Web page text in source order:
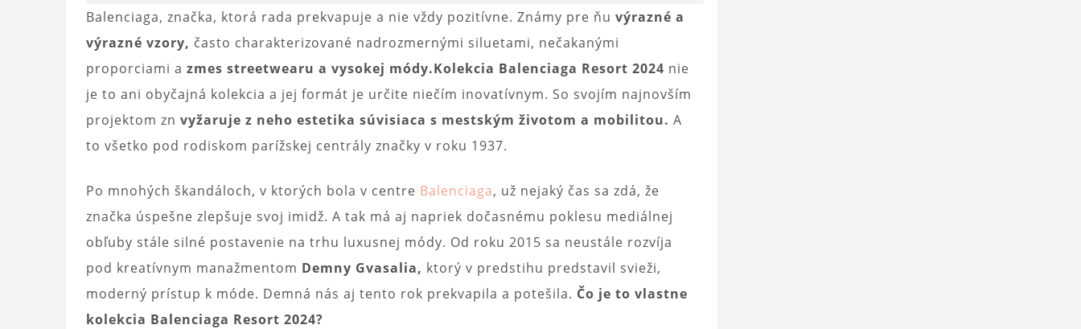
Balenciaga, značka, ktorá rada prekvapuje a nie vždy pozitívne. Známy pre ňu výrazné a
výrazné vzory, často charakterizované nadrozmernými siluetami, nečakanými
proporciami a zmes streetwearu a vysokej módy.Kolekcia Balenciaga Resort 2024 nie
je to ani obyčajná kolekcia a jej formát je určite niečím inovatívnym. So svojím najnovším
projektom zn vyžaruje z neho estetika súvisiaca s mestským životom a mobilitou. A
to všetko pod rodiskom parížskej centrály značky v roku 1937.
Po mnohých škandáloch, v ktorých bola v centre Balenciaga, už nejaký čas sa zdá, že
značka úspešne zlepšuje svoj imidž. A tak má aj napriek dočasnému poklesu mediálnej
obľuby stále silné postavenie na trhu luxusnej módy. Od roku 2015 sa neustále rozvíja
pod kreatívnym manažmentom Demny Gvasalia, ktorý v predstihu predstavil svieži,
moderný prístup k móde. Demná nás aj tento rok prekvapila a potešila. Čo je to vlastne
kolekcia Balenciaga Resort 2024?